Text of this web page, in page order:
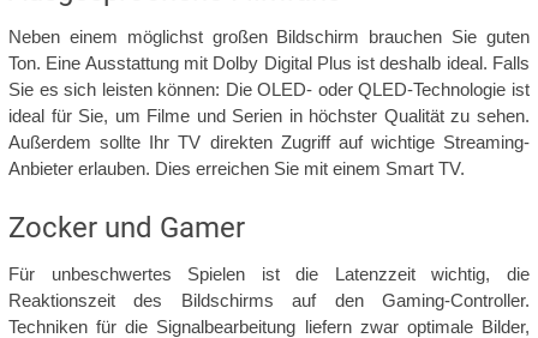
Neben einem möglichst großen Bildschirm brauchen Sie guten
Ton. Eine Ausstattung mit Dolby Digital Plus ist deshalb ideal. Falls
Sie es sich leisten können: Die OLED- oder QLED-Technologie ist
ideal für Sie, um Filme und Serien in höchster Qualität zu sehen.
Außerdem sollte Ihr TV direkten Zugriff auf wichtige Streaming-
Anbieter erlauben. Dies erreichen Sie mit einem Smart TV.
Zocker und Gamer
Für unbeschwertes Spielen ist die Latenzzeit wichtig, die
Reaktionszeit des Bildschirms auf den Gaming-Controller.
Techniken für die Signalbearbeitung liefern zwar optimale Bilder,